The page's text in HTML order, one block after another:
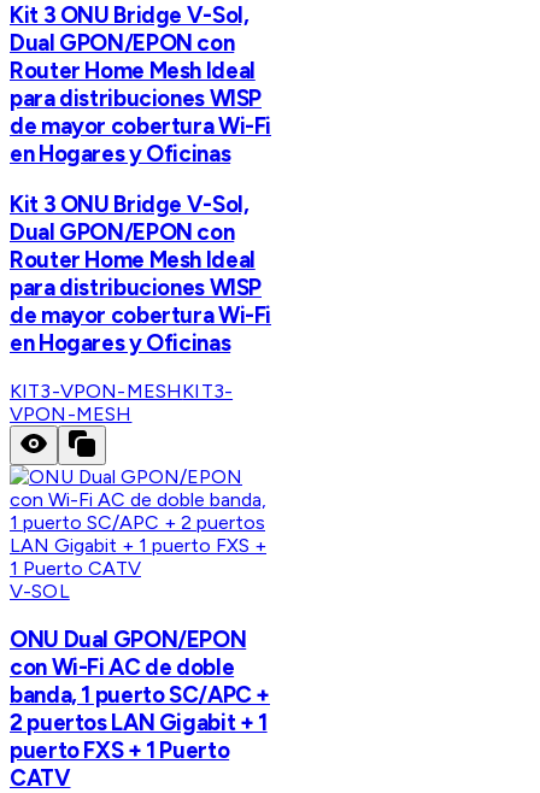
Kit 3 ONU Bridge V-Sol,
Dual GPON/EPON con
Router Home Mesh Ideal
para distribuciones WISP
de mayor cobertura Wi-Fi
en Hogares y Oficinas
Kit 3 ONU Bridge V-Sol,
Dual GPON/EPON con
Router Home Mesh Ideal
para distribuciones WISP
de mayor cobertura Wi-Fi
en Hogares y Oficinas
KIT3-VPON-MESHKIT3-
VPON-MESH
V-SOL
ONU Dual GPON/EPON
con Wi-Fi AC de doble
banda, 1 puerto SC/APC +
2 puertos LAN Gigabit + 1
puerto FXS + 1 Puerto
CATV